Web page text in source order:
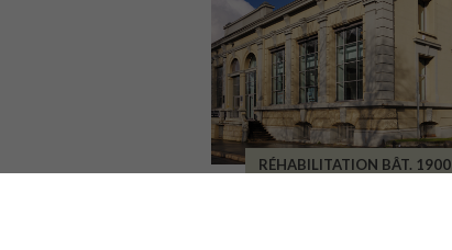
RÉHABILITATION BÂT. 1900